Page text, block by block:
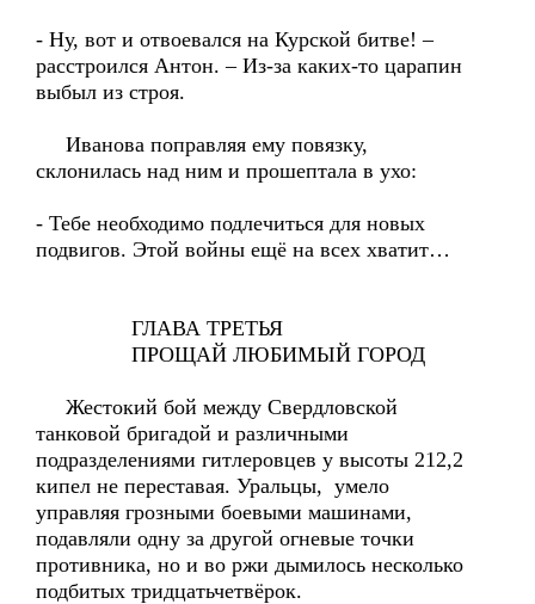
- Ну, вот и отвоевался на Курской битве! –
расстроился Антон. – Из-за каких-то царапин
выбыл из строя.
Иванова поправляя ему повязку,
склонилась над ним и прошептала в ухо:
- Тебе необходимо подлечиться для новых
подвигов. Этой войны ещё на всех хватит…
ГЛАВА ТРЕТЬЯ
ПРОЩАЙ ЛЮБИМЫЙ ГОРОД
Жестокий бой между Свердловской
танковой бригадой и различными
подразделениями гитлеровцев у высоты 212,2
кипел не переставая. Уральцы, умело
управляя грозными боевыми машинами,
подавляли одну за другой огневые точки
противника, но и во ржи дымилось несколько
подбитых тридцатьчетвёрок.